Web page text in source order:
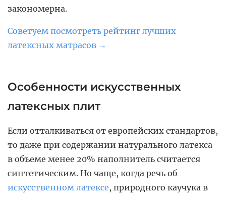
закономерна.
Советуем посмотреть рейтинг лучших
латексных матрасов →
Особенности искусственных
латексных плит
Если отталкиваться от европейских стандартов,
то даже при содержании натурального латекса
в объеме менее 20% наполнитель считается
синтетическим. Но чаще, когда речь об
искусственном латексе, природного каучука в